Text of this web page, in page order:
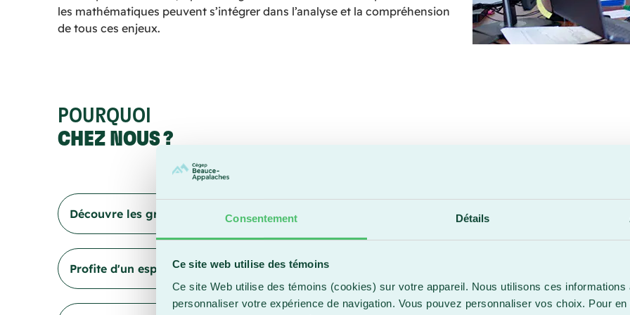
Consentement Détails
Ce site web utilise des témoins
Ce site Web utilise des témoins (cookies) sur votre appareil. Nous utilisons ces informations
personnaliser votre expérience de navigation. Vous pouvez personnaliser vos choix. Pour
les mathématiques peuvent s’intégrer dans l’analyse et la compréhension
de tous ces enjeux.
POURQUOI
CHEZ NOUS ?
Découvre les grands défis contemporains
À travers ton parcours, tu auras accès à une gamme diversifiée d'activités, y compris des cours
base en comptabilité et en administration, ainsi que l'étude des comportements économiques dans la
comprendre la complexité des relations internationales dans un contexte de mondialisation, renforçant
éclairée aux débats mondiaux et aux solutions pour répondre aux défis auxquels notre société est
Profite d'un espace de travail qui favorise ta réussite
Grâce au regroupement des classes, des bureaux du personnel enseignant et du centre de recherche